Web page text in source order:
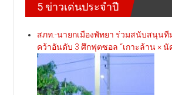
5 ข่าวเด่นประจำปี
สภท.-นายกเมืองพัทยา ร่วมสนับสนุนที
คว้าอันดับ 3 ศึกฟุตซอล “เกาะล้าน × นั